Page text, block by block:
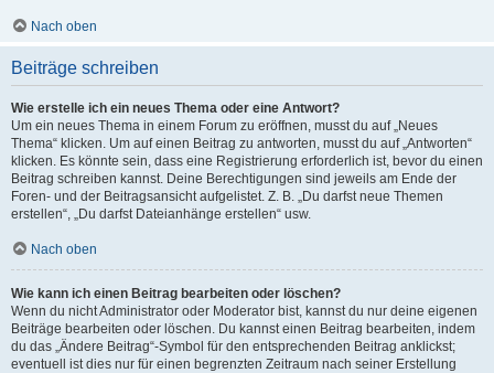
Nach oben
Beiträge schreiben
Wie erstelle ich ein neues Thema oder eine Antwort?
Um ein neues Thema in einem Forum zu eröffnen, musst du auf „Neues
Thema“ klicken. Um auf einen Beitrag zu antworten, musst du auf „Antworten“
klicken. Es könnte sein, dass eine Registrierung erforderlich ist, bevor du einen
Beitrag schreiben kannst. Deine Berechtigungen sind jeweils am Ende der
Foren- und der Beitragsansicht aufgelistet. Z. B. „Du darfst neue Themen
erstellen“, „Du darfst Dateianhänge erstellen“ usw.
Nach oben
Wie kann ich einen Beitrag bearbeiten oder löschen?
Wenn du nicht Administrator oder Moderator bist, kannst du nur deine eigenen
Beiträge bearbeiten oder löschen. Du kannst einen Beitrag bearbeiten, indem
du das „Ändere Beitrag“-Symbol für den entsprechenden Beitrag anklickst;
eventuell ist dies nur für einen begrenzten Zeitraum nach seiner Erstellung